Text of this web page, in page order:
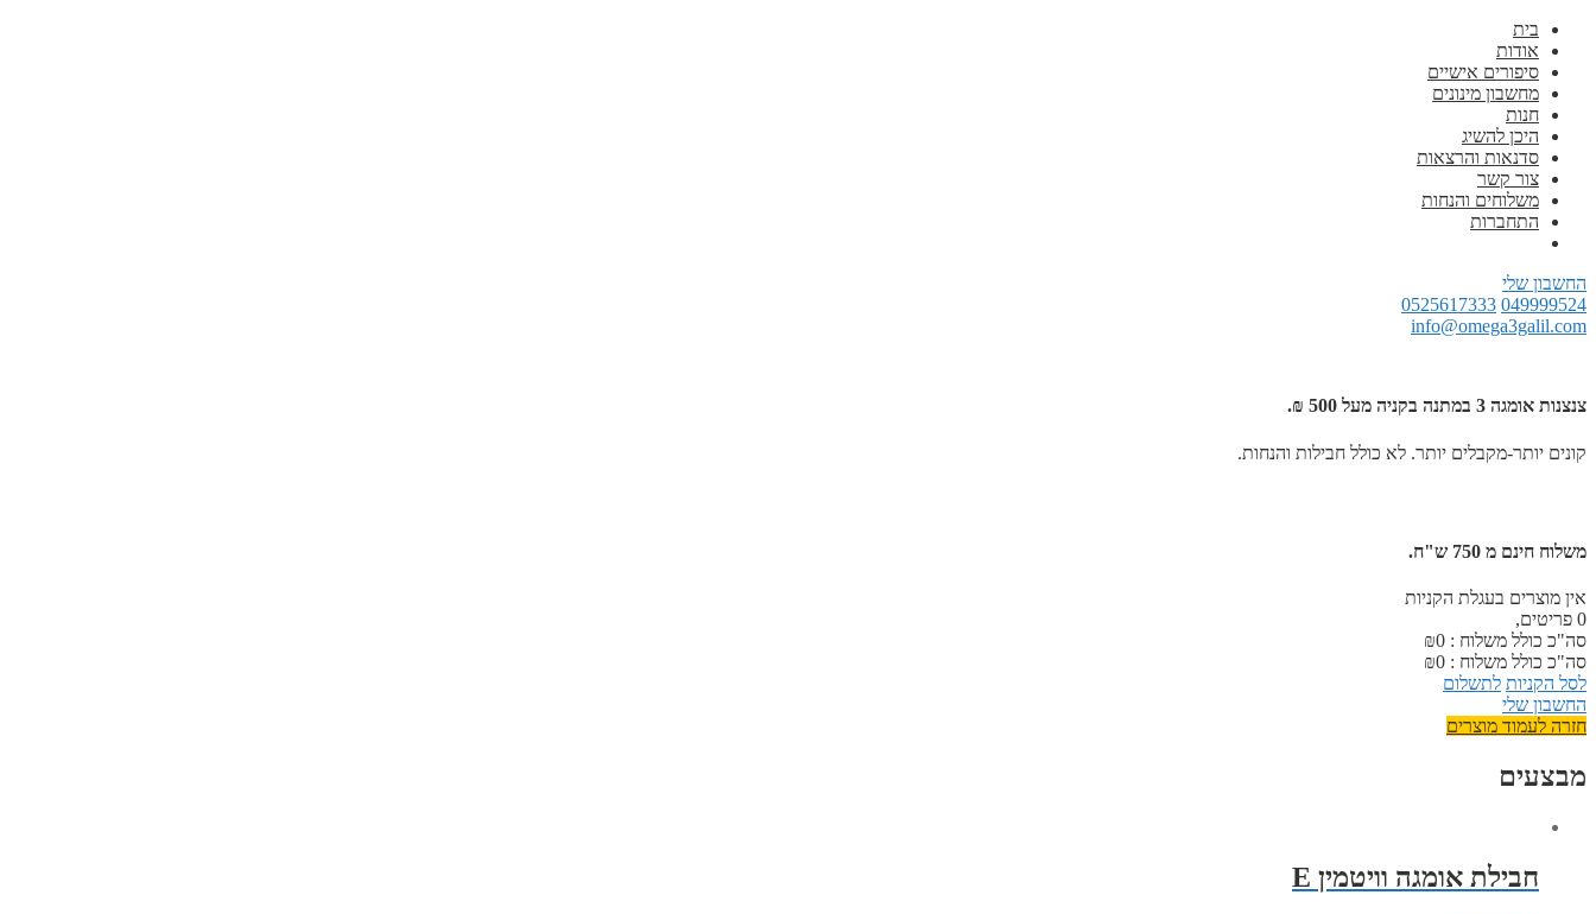
בית
אודות
סיפורים אישיים
מחשבון מינונים
חנות
היכן להשיג
סדנאות והרצאות
צור קשר
משלוחים והנחות
התחברות
החשבון שלי
049999524
0525617333
info@omega3galil.com
צנצנות אומגה 3 במתנה בקניה מעל 500 ₪.
קונים יותר-מקבלים יותר. לא כולל חבילות והנחות.
משלוח חינם מ 750 ש"ח.
אין מוצרים בעגלת הקניות
0 פריטים,
סה"כ כולל משלוח :
₪0
סה"כ כולל משלוח :
₪0
לסל הקניות לתשלום
החשבון שלי
חזרה לעמוד מוצרים
מבצעים
חבילת אומגה וויטמין E